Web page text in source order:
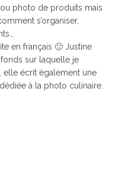
photo de produits mais
s’organiser,
en français 🙂 Justine
sur laquelle je
écrit également une
à la photo culinaire.